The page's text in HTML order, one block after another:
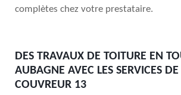
complètes chez votre prestataire.
DES TRAVAUX DE TOITURE EN
AUBAGNE AVEC LES SERVICES
COUVREUR 13